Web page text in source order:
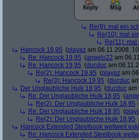
Re(9): mal ein
Re(10): mal
Re(11):
Hancock 19,95 (playaz am 06.11.2008,
Re: Hancock 19,95 (angelo22 am
Re: Hancock 19,95 (ducduc am
Re(2): Hancock 19,95 (playaz am
Re(3): Hancock 19,95 (ducduc
Der Unglaubliche Hulk 18,95 (ducduc am
Re: Der Unglaubliche Hulk 18,95 (
Re(2): Der Unglaubliche Hulk 18,95
Re: Der Unglaubliche Hulk 18,95 (
Re(2): Der Unglaubliche Hulk 18,95
Hancock Extended Steelbook weltweit
Re: Hancock Extended Steelbook